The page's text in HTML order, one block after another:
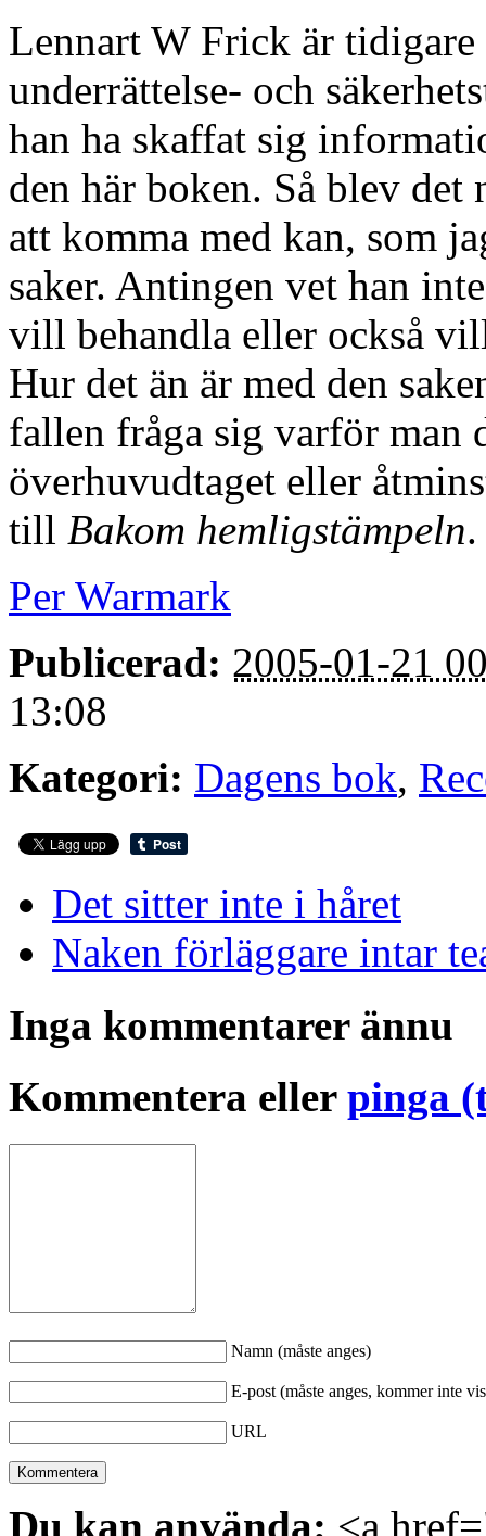
Lennart W Frick är
underrättelse- och
han ha skaffat sig
den här boken. Så blev
att komma med kan, som
saker. Antingen vet han
vill behandla eller också
Hur det än är med den
fallen fråga sig varför man
överhuvudtaget eller
till Bakom hemligstämpeln.
Per Warmark
Publicerad: 2005-01-21
13:08
Kategori: Dagens bok,
Det sitter inte i håret
Naken förläggare intar
Inga kommentarer ännu
Kommentera eller pinga
Namn (måste anges)
E-post (måste anges, kommer inte
URL
Du kan använda: <a